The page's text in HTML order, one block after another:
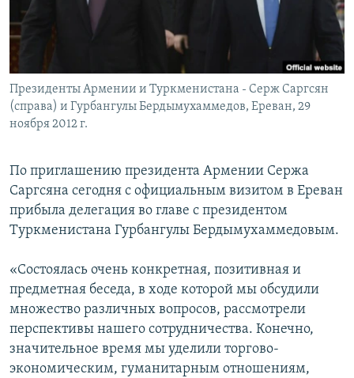
English
Все сайты Радио Азатутюн
Президенты Армении и Туркменистана - Серж Саргсян
(справа) и Гурбангулы Бердымухаммедов, Ереван, 29
ноября 2012 г.
По приглашению президента Армении Сержа
Саргсяна сегодня с официальным визитом в Ереван
прибыла делегация во главе с президентом
Туркменистана Гурбангулы Бердымухаммедовым.
«Состоялась очень конкретная, позитивная и
предметная беседа, в ходе которой мы обсудили
множество различных вопросов, рассмотрели
перспективы нашего сотрудничества. Конечно,
значительное время мы уделили торгово-
экономическим, гуманитарным отношениям,